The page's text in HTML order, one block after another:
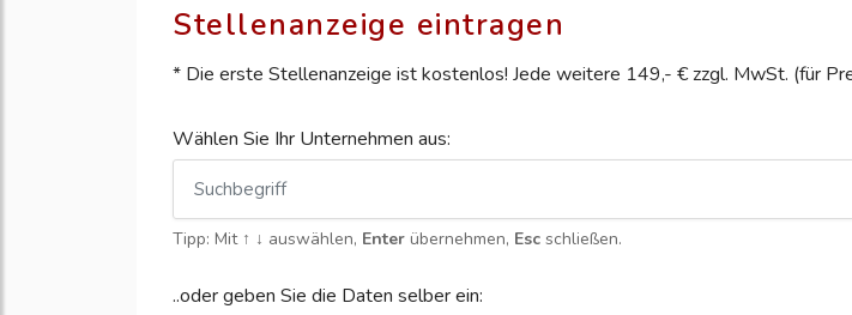
Stellenanzeige eintragen
* Die erste Stellenanzeige ist kostenlos! Jede weitere 149,- € zzgl. MwSt. (für
Wählen Sie Ihr Unternehmen aus:
Tipp: Mit ↑ ↓ auswählen, Enter übernehmen, Esc schließen.
..oder geben Sie die Daten selber ein: